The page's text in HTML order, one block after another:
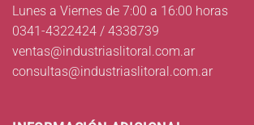
Lunes a Viernes de 7:00 a 16:00 horas
0341-4322424 / 4338739
ventas@industriaslitoral.com.ar
consultas@industriaslitoral.com.ar